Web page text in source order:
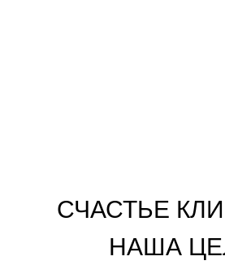
СЧАСТЬЕ
НАША